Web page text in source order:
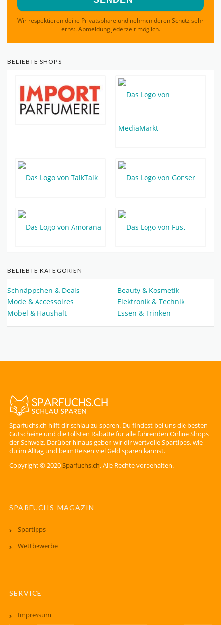
Wir respektieren deine Privatsphäre und nehmen deren Schutz sehr
ernst. Abmeldung jederzeit möglich.
BELIEBTE SHOPS
BELIEBTE KATEGORIEN
Schnäppchen & Deals
Beauty & Kosmetik
Mode & Accessoires
Elektronik & Technik
Möbel & Haushalt
Essen & Trinken
Sparfuchs.ch hilft dir schlau zu sparen. Du findest bei uns die besten
Gutscheine und die tollsten Rabatte für alle führenden Online Shops
der Schweiz. Darüber hinaus geben wir dir wertvolle Spartipps, wie
du im Alltag und beim Reisen viel Geld sparen kannst.
Copyright © 2020Sparfuchs.ch. Alle Rechte vorbehalten.
SPARFUCHS-MAGAZIN
Spartipps
Wettbewerbe
SERVICE
Impressum